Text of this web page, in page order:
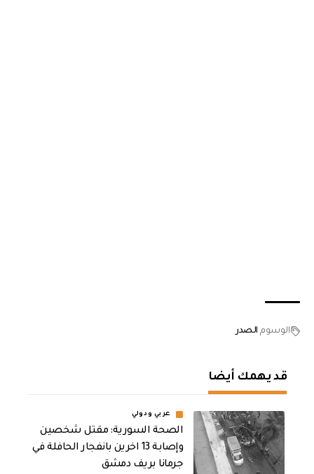
الوسوم الصدر
قد يهمك أيضا
عربي ودولي
الصحة السورية: مقتل شخصين
وإصابة 13 اخرين بانفجار الحافلة في
جرمانا بريف دمشق